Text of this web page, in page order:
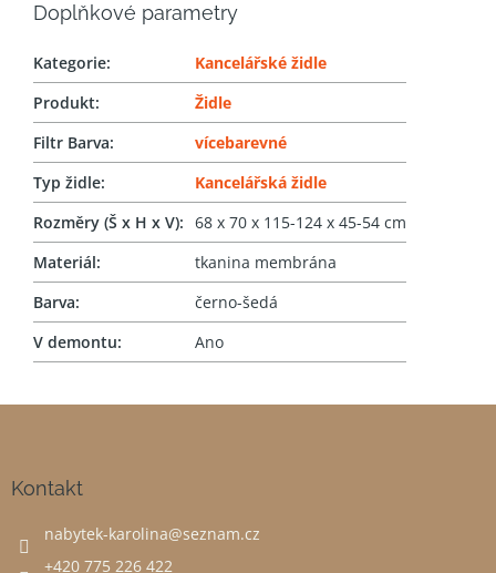
Doplňkové parametry
Kategorie:
Kancelářské židle
Produkt:
Židle
Filtr Barva:
vícebarevné
Typ židle:
Kancelářská židle
Rozměry (Š x H x V): 68 x 70 x 115-124 x 45-54 cm
Materiál:
tkanina membrána
Barva:
černo-šedá
V demontu: Ano
Kontakt
nabytek-karolina@seznam.cz
+420 775 226 422